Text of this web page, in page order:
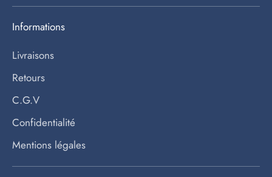
Informations
Livraisons
Retours
C.G.V
Confidentialité
Mentions légales